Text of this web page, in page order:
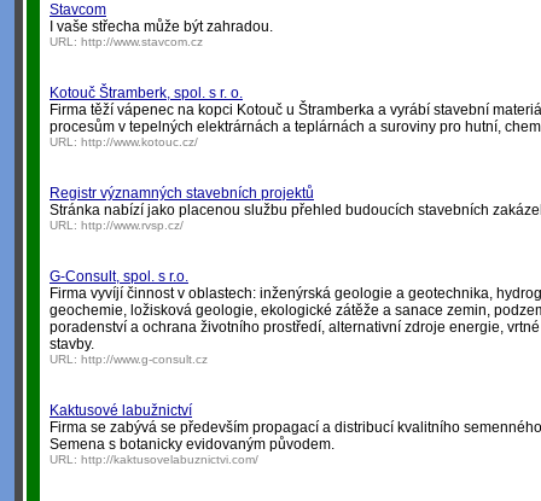
Stavcom
I vaše střecha může být zahradou.
URL: http://www.stavcom.cz
Kotouč Štramberk, spol. s r. o.
Firma těží vápenec na kopci Kotouč u Štramberka a vyrábí stavební
procesům v tepelných elektrárnách a teplárnách a suroviny pro hutní,
URL: http://www.kotouc.cz/
Registr významných stavebních projektů
Stránka nabízí jako placenou službu přehled budoucích stavebních
URL: http://www.rvsp.cz/
G-Consult, spol. s r.o.
Firma vyvíjí činnost v oblastech: inženýrská geologie a geotechnika,
geochemie, ložisková geologie, ekologické zátěže a sanace zemin,
poradenství a ochrana životního prostředí, alternativní zdroje energie,
stavby.
URL: http://www.g-consult.cz
Kaktusové labužnictví
Firma se zabývá se především propagací a distribucí kvalitního
Semena s botanicky evidovaným původem.
URL: http://kaktusovelabuznictvi.com/